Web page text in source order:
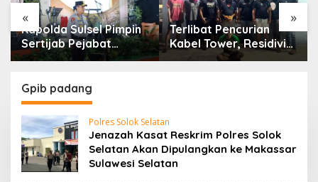
« »
Kapolda Sulsel Pimpin
Sertijab Pejabat
Utama dan Kapolres
Karolog dan
Kapolresta Gowa
Terlibat Pencurian
Kabel Tower, Residivis
yang Sempat Kabur
Gpib padang
Polres Solok Selatan
Jenazah Kasat Reskrim Polres Solok
Selatan Akan Dipulangkan ke Makassar
Sulawesi Selatan